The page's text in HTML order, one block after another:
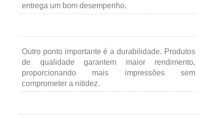
entrega um bom desempenho.
Outro ponto importante é a durabilidade. Produtos
de qualidade garantem maior rendimento,
proporcionando mais impressões sem
comprometer a nitidez.